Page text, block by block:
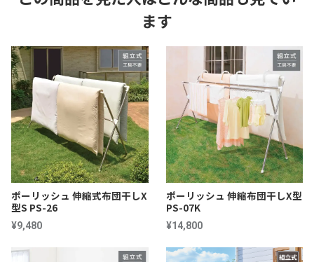
ます
ポーリッシュ 伸縮式布団干しX
型S PS-26
¥9,480
ポーリッシュ 伸縮布団干しX型
PS-07K
¥14,800